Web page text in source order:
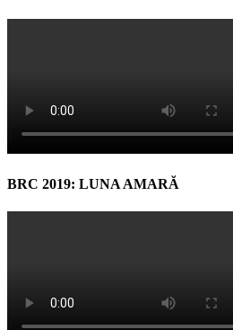
BRC 2019: LUNA AMARĂ